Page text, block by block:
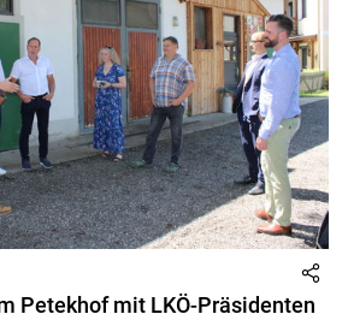
Petekhof mit LKÖ-Präsidenten